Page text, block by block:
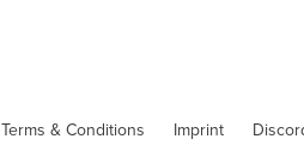
Terms & Conditions Imprint